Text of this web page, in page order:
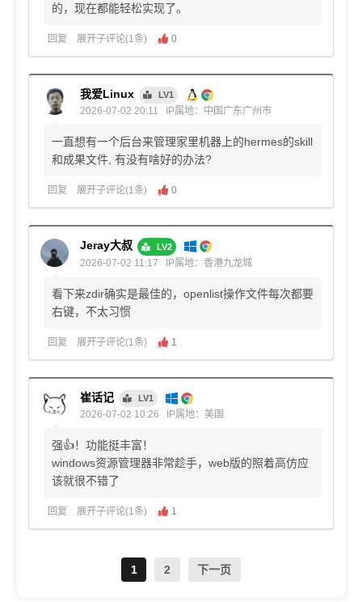
的，现在都能轻松实现了。
回复 展开子评论(1条) 0
我爱Linux LV1
2026-07-02 20:11 IP属地：中国广东广州市
一直想有一个后台来管理家里机器上的hermes的skill
和成果文件, 有没有啥好的办法?
回复 展开子评论(1条) 0
Jeray大叔 LV2
2026-07-02 11:17 IP属地：香港九龙城
看下来zdir确实是最佳的，openlist操作文件每次都要
右键，不太习惯
回复 展开子评论(1条) 1
崔话记 LV1
2026-07-02 10:26 IP属地：美国
强👍！功能挺丰富！
windows资源管理器非常趁手，web版的照着高仿应
该就很不错了
回复 展开子评论(1条) 1
1 2 下一页